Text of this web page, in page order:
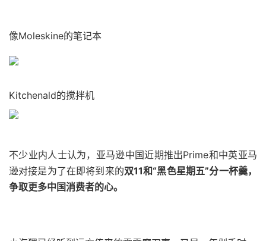
像Moleskine的笔记本
Kitchenald的搅拌机
不少业内人士认为，亚马逊中国近期推出Prime和中英亚马
逊对接是为了在即将到来的双11和“黑色星期五”分一杯羹，
争取更多中国消费者的心。